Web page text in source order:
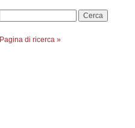
Pagina di ricerca »